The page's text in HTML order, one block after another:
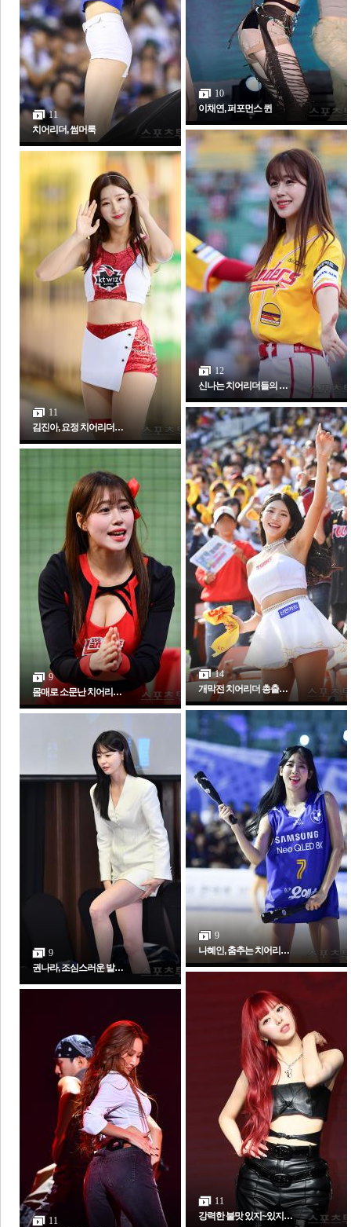
로그 즐겨찾기
많이 본 뉴스 최신 뉴스 연예 스포츠 라이프 포토
포토갤러리
11
치어리더, 썸머룩
11
김진아, 요정 치어리더…
9
몸매로 소문난 치어리…
9
권나라, 조심스러운 발…
11
10
이채연, 퍼포먼스 퀸
12
신나는 치어리더들의 …
14
개막전 치어리더 총출…
9
나혜인, 춤추는 치어리…
11
강력한 불맛 있지~있지…